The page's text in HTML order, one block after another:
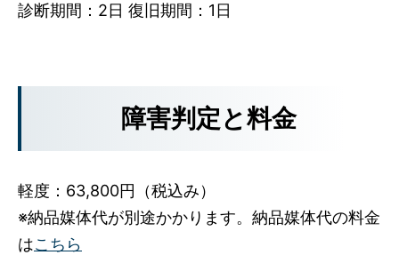
診断期間：2日 復旧期間：1日
障害判定と料金
軽度：63,800円（税込み）
※納品媒体代が別途かかります。納品媒体代の料金
はこちら